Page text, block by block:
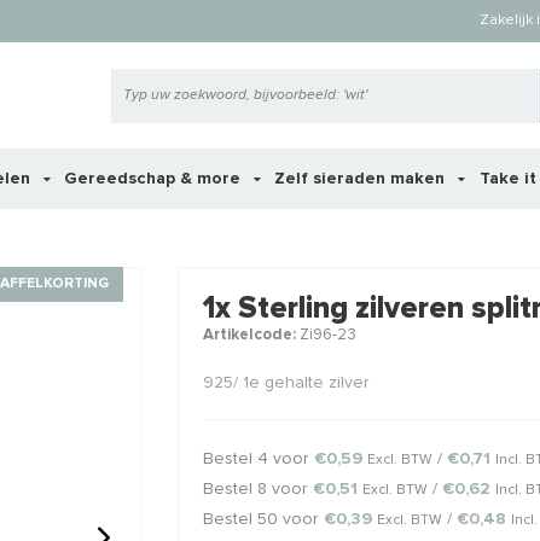
Zakelijk
Gereedschap & more Zelf sieraden maken Take it
ook interessant voor je?
1x Sterling zilveren
Artikelcode:Zi96-23
925/ 1e gehalte zilver
Bestel 4 voor €0,59 Excl. BTW / €0,71 Incl.
Bestel 8 voor €0,51 Excl. BTW / €0,62 Incl.
Bestel 50 voor €0,39 Excl. BTW / €0,48